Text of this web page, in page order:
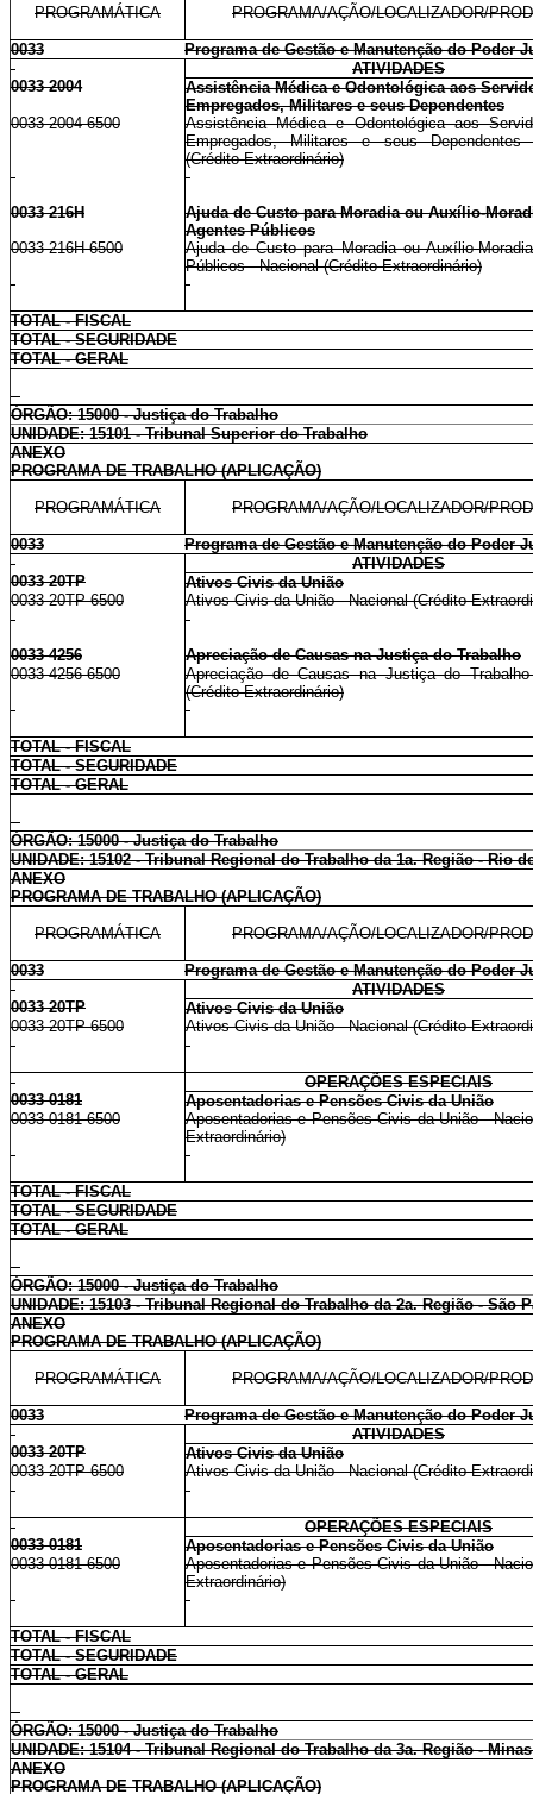
PROGRAMÁTICA PROGRAMA/AÇÃO/LOCALIZADOR/
0033
Programa de Gestão e Manutenção do Poder
ATIVIDADES
0033 2004
Assistência Médica e Odontológica aos
Empregados, Militares e seus Dependentes
0033 2004 6500
Assistência Médica e Odontológica aos
Empregados, Militares e seus Dependentes
(Crédito Extraordinário)
0033 216H
Ajuda de Custo para Moradia ou Auxílio-
Agentes Públicos
0033 216H 6500
Ajuda de Custo para Moradia ou Auxílio-
Públicos - Nacional (Crédito Extraordinário)
TOTAL - FISCAL
TOTAL - SEGURIDADE
TOTAL - GERAL
ÓRGÃO: 15000 - Justiça do Trabalho
UNIDADE: 15101 - Tribunal Superior do Trabalho
ANEXO
PROGRAMA DE TRABALHO (APLICAÇÃO)
PROGRAMÁTICA PROGRAMA/AÇÃO/LOCALIZADOR/
0033
Programa de Gestão e Manutenção do Poder
ATIVIDADES
0033 20TP
Ativos Civis da União
0033 20TP 6500
Ativos Civis da União - Nacional (Crédito
0033 4256
Apreciação de Causas na Justiça do Trabalho
0033 4256 6500
Apreciação de Causas na Justiça do
(Crédito Extraordinário)
TOTAL - FISCAL
TOTAL - SEGURIDADE
TOTAL - GERAL
ÓRGÃO: 15000 - Justiça do Trabalho
UNIDADE: 15102 - Tribunal Regional do Trabalho da 1a. Região - Rio
ANEXO
PROGRAMA DE TRABALHO (APLICAÇÃO)
PROGRAMÁTICA PROGRAMA/AÇÃO/LOCALIZADOR/
0033
Programa de Gestão e Manutenção do Poder
ATIVIDADES
0033 20TP
Ativos Civis da União
0033 20TP 6500
Ativos Civis da União - Nacional (Crédito
OPERAÇÕES ESPECIAIS
0033 0181
Aposentadorias e Pensões Civis da União
0033 0181 6500
Aposentadorias e Pensões Civis da União -
Extraordinário)
TOTAL - FISCAL
TOTAL - SEGURIDADE
TOTAL - GERAL
ÓRGÃO: 15000 - Justiça do Trabalho
UNIDADE: 15103 - Tribunal Regional do Trabalho da 2a. Região - São
ANEXO
PROGRAMA DE TRABALHO (APLICAÇÃO)
PROGRAMÁTICA PROGRAMA/AÇÃO/LOCALIZADOR/
0033
Programa de Gestão e Manutenção do Poder
ATIVIDADES
0033 20TP
Ativos Civis da União
0033 20TP 6500
Ativos Civis da União - Nacional (Crédito
OPERAÇÕES ESPECIAIS
0033 0181
Aposentadorias e Pensões Civis da União
0033 0181 6500
Aposentadorias e Pensões Civis da União -
Extraordinário)
TOTAL - FISCAL
TOTAL - SEGURIDADE
TOTAL - GERAL
ÓRGÃO: 15000 - Justiça do Trabalho
UNIDADE: 15104 - Tribunal Regional do Trabalho da 3a. Região -
ANEXO
PROGRAMA DE TRABALHO (APLICAÇÃO)